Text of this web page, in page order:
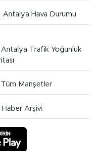
Antalya Hava Durumu
Antalya Trafik Yoğunluk
Tüm Manşetler
Haber Arşivi